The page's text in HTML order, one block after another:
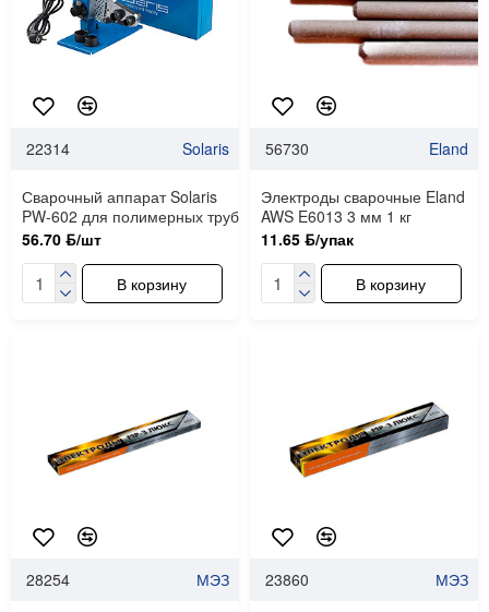
22314 Solaris
Сварочный аппарат Solaris
PW-602 для полимерных труб
56.70 ƃ/шт
В корзину
56730 Eland
Электроды сварочные Eland
AWS E6013 3 мм 1 кг
11.65 ƃ/упак
В корзину
28254 МЭЗ 23860 МЭЗ